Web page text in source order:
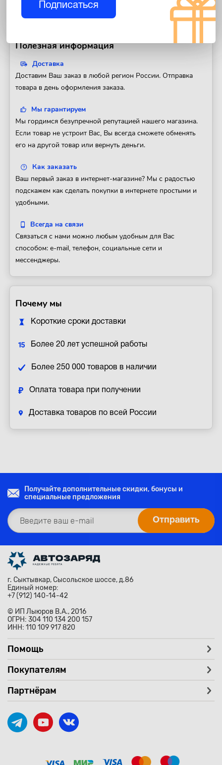
Полезная информация
Доставка
Доставим Ваш заказ в любой регион России. Отправка
товара в день оформления заказа.
Мы гарантируем
Мы гордимся безупречной репутацией нашего магазина.
Если товар не устроит Вас, Вы всегда сможете обменять
его на другой товар или вернуть деньги.
Как заказать
Ваш первый заказ в интернет-магазине? Мы с радостью
подскажем как сделать покупки в интернете простыми и
удобными.
Всегда на связи
Связаться с нами можно любым удобным для Вас
способом: e-mail, телефон, социальные сети и
мессенджеры.
Почему мы
Короткие сроки доставки
Более 20 лет успешной работы
Более 250 000 товаров в наличии
Оплата товара при получении
Доставка товаров по всей России
Получайте дополнительные скидки, бонусы и
специальные предложения
г. Сыктывкар, Сысольское шоссе, д.86
Единый номер:
+7 (912) 140-14-42
© ИП Лыюров В.А., 2016
ОГРН: 304 110 134 200 157
ИНН: 110 109 917 820
Помощь
Покупателям
Партнёрам
Подписаться